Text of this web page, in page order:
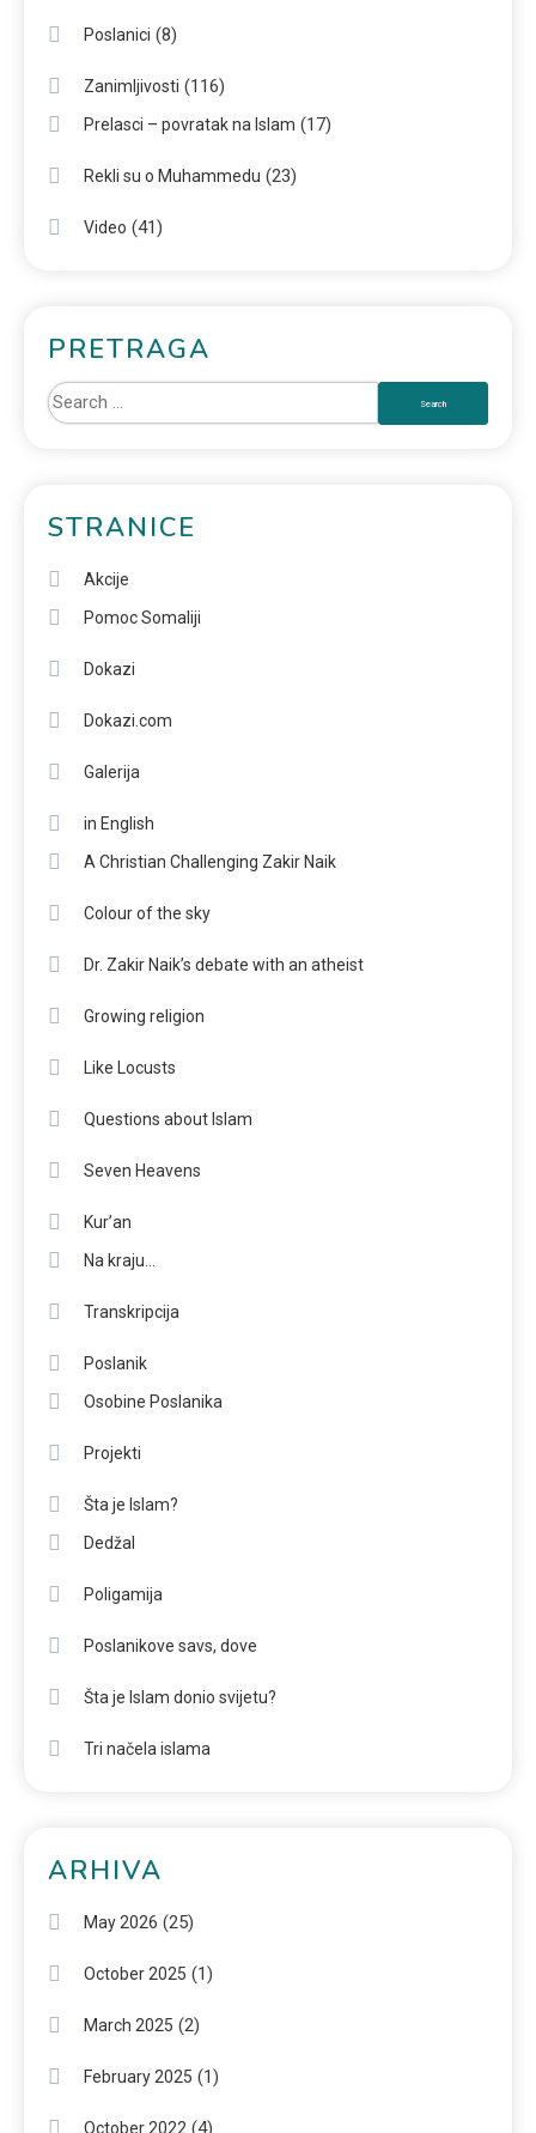
Poslanici (8)
Zanimljivosti (116)
Prelasci – povratak na Islam (17)
Rekli su o Muhammedu (23)
Video (41)
PRETRAGA
STRANICE
Akcije
Pomoc Somaliji
Dokazi
Dokazi.com
Galerija
in English
A Christian Challenging Zakir Naik
Colour of the sky
Dr. Zakir Naik’s debate with an atheist
Growing religion
Like Locusts
Questions about Islam
Seven Heavens
Kur’an
Na kraju…
Transkripcija
Poslanik
Osobine Poslanika
Projekti
Šta je Islam?
Dedžal
Poligamija
Poslanikove savs, dove
Šta je Islam donio svijetu?
Tri načela islama
ARHIVA
May 2026 (25)
October 2025 (1)
March 2025 (2)
February 2025 (1)
October 2022 (4)